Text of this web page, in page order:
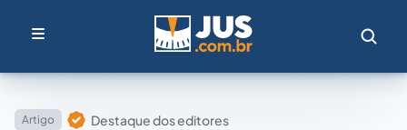
Artigo Destaque dos editores